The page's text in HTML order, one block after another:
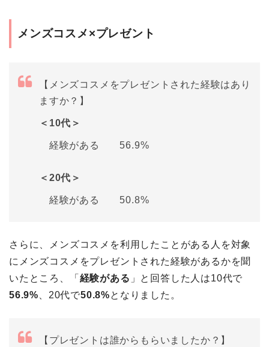
メンズコスメ×プレゼント
【メンズコスメをプレゼントされた経験はあり
ますか？】
＜10代＞
経験がある 56.9%
＜20代＞
経験がある 50.8%
さらに、メンズコスメを利用したことがある人を対象
にメンズコスメをプレゼントされた経験があるかを聞
いたところ、「 経験がある 」と回答した人は10代で
56.9% 、20代で50.8%となりました。
【プレゼントは誰からもらいましたか？】